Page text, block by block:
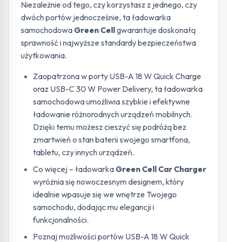
Niezależnie od tego, czy korzystasz z jednego, czy
dwóch portów jednocześnie, ta ładowarka
samochodowa Green Cellgwarantuje doskonałą
sprawność i najwyższe standardy bezpieczeństwa
użytkowania.
Zaopatrzona w porty USB-A 18 W Quick Charge
oraz USB-C 30 W Power Delivery, ta ładowarka
samochodowa umożliwia szybkie i efektywne
ładowanie różnorodnych urządzeń mobilnych.
Dzięki temu możesz cieszyć się podróżą bez
zmartwień o stan baterii swojego smartfona,
tabletu, czy innych urządzeń.
Co więcej – ładowarka Green Cell Car Charger
wyróżnia się nowoczesnym designem, który
idealnie wpasuje się we wnętrze Twojego
samochodu, dodając mu elegancji i
funkcjonalności.
Poznaj możliwości portów USB-A 18 W Quick